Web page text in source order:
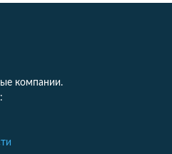
компании.